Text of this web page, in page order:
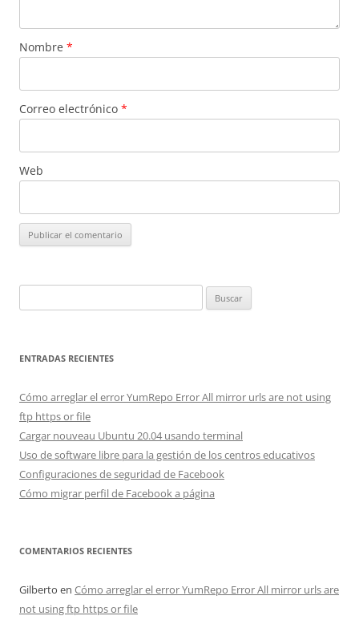
Nombre *
Correo electrónico *
Web
ENTRADAS RECIENTES
Cómo arreglar el error YumRepo Error All mirror urls are not using
ftp https or file
Cargar nouveau Ubuntu 20.04 usando terminal
Uso de software libre para la gestión de los centros educativos
Configuraciones de seguridad de Facebook
Cómo migrar perfil de Facebook a página
COMENTARIOS RECIENTES
Gilberto en Cómo arreglar el error YumRepo Error All mirror urls are
not using ftp https or file